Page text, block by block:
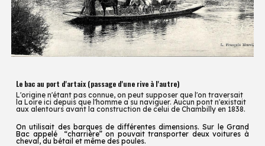
Le bac au port d'artaix (passage d'une rive à l'autre)
L'originen'étant pas connue, on peut supposer que l'on traversait
la Loire ici depuis que l'homme a su naviguer. Aucun pont n'existait
aux alentours avant la construction de celui de Chambilly en 1838.
On utilisait des barques de différentes dimensions. Sur le Grand
Bac appelé “charrière” on pouvait transporter deux voitures à
cheval, du bétail et même des poules.